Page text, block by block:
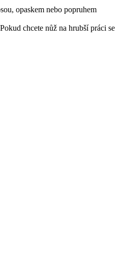
opaskem nebo popruhem
chcete nůž na hrubší práci se